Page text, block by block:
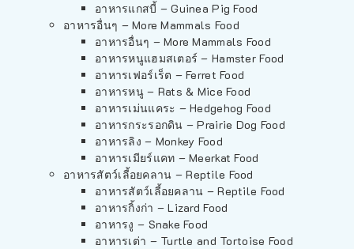
อาหารแกสบี้ – Guinea Pig Food
อาหารอื่นๆ – More Mammals Food
อาหารอื่นๆ – More Mammals Food
อาหารหนูแฮมสเตอร์ – Hamster Food
อาหารเฟอร์เร็ต – Ferret Food
อาหารหนู – Rats & Mice Food
อาหารเม่นแคระ – Hedgehog Food
อาหารกระรอกดิน – Prairie Dog Food
อาหารลิง – Monkey Food
อาหารเมียร์แคท – Meerkat Food
อาหารสัตว์เลี้อยคลาน – Reptile Food
อาหารสัตว์เลี้อยคลาน – Reptile Food
อาหารกิ้งก่า – Lizard Food
อาหารงู – Snake Food
อาหารเต่า – Turtle and Tortoise Food